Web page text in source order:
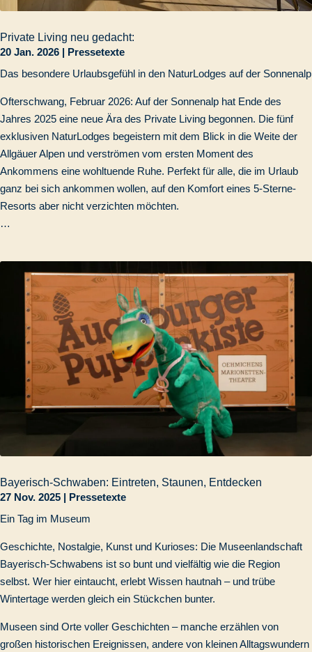
Private Living neu gedacht:
20 Jan. 2026
Pressetexte
Das besondere Urlaubsgefühl in den NaturLodges auf der Sonnenalp
Ofterschwang, Februar 2026: Auf der Sonnenalp hat Ende des
Jahres 2025 eine neue Ära des Private Living begonnen. Die fünf
exklusiven NaturLodges begeistern mit dem Blick in die Weite der
Allgäuer Alpen und verströmen vom ersten Moment des
Ankommens eine wohltuende Ruhe. Perfekt für alle, die im Urlaub
ganz bei sich ankommen wollen, auf den Komfort eines 5-Sterne-
Resorts aber nicht verzichten möchten.
…
Bayerisch-Schwaben: Eintreten, Staunen, Entdecken
27 Nov. 2025
Pressetexte
Ein Tag im Museum
Geschichte, Nostalgie, Kunst und Kurioses: Die Museenlandschaft
Bayerisch-Schwabens ist so bunt und vielfältig wie die Region
selbst. Wer hier eintaucht, erlebt Wissen hautnah – und trübe
Wintertage werden gleich ein Stückchen bunter.
Museen sind Orte voller Geschichten – manche erzählen von
großen historischen Ereignissen, andere von kleinen Alltagswundern